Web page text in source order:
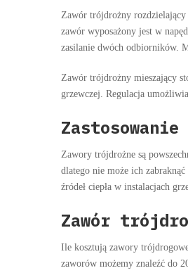
Zawór trójdrożny
zawór wyposażony jest w
zasilanie dwóch odbiorników.
Zawór trójdrożny mieszający
grzewczej. Regulacja
Zawory trójdrożne są
dlatego nie może ich
źródeł ciepła w instalacjach
Zawór
Ile kosztują zawory
zaworów możemy znaleźć do